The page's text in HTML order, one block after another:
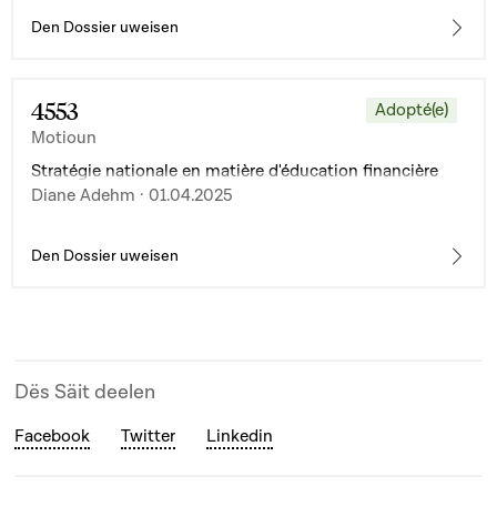
Den Dossier uweisen
4553
Motioun
Adopté(e)
Stratégie nationale en matière d'éducation financière
Diane Adehm · 01.04.2025
Den Dossier uweisen
Dës Säit deelen
Facebook Twitter Linkedin